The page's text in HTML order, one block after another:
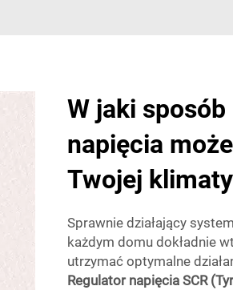
W jaki
napięcia
Twojej
Sprawnie działający
każdym domu dokładnie
utrzymać optymalne
Regulator napięcia SCR